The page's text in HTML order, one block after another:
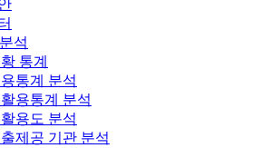
석
통계
통계 분석
용통계 분석
용도 분석
제공 기관 분석